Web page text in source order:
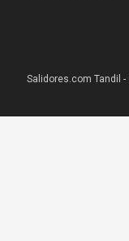
Salidores.com Tandil